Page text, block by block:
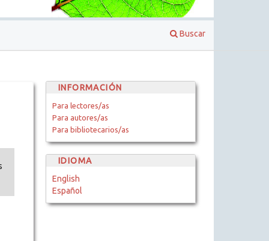
Buscar
INFORMACIÓN
Para lectores/as
Para autores/as
Para bibliotecarios/as
IDIOMA
English
Español